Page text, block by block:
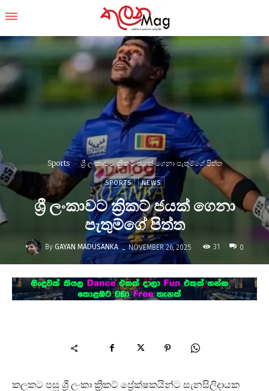
Sports ශ්‍රී ලංකාවට ක්‍රිකට් ජයක් ගෙනා පැතුම්ගේ පිත්ත
SPORTS NEWS
ශ්‍රී ලංකාවට ක්‍රිකට් ජයක් ගෙනා
පැතුම්ගේ පිත්ත
By GAYAN MADUSANKA - NOVEMBER 26, 2025 31 0
කලකට පසු ශ්‍රී ලංකා ක්‍රිකට් ප්‍රේක්ෂකයින්ට සැනසිලිදායක